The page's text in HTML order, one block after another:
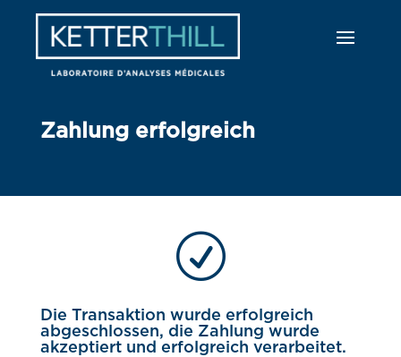
Zahlung erfolgreich
R
Die Transaktion wurde erfolgreich
abgeschlossen, die Zahlung wurde
akzeptiert und erfolgreich verarbeitet.